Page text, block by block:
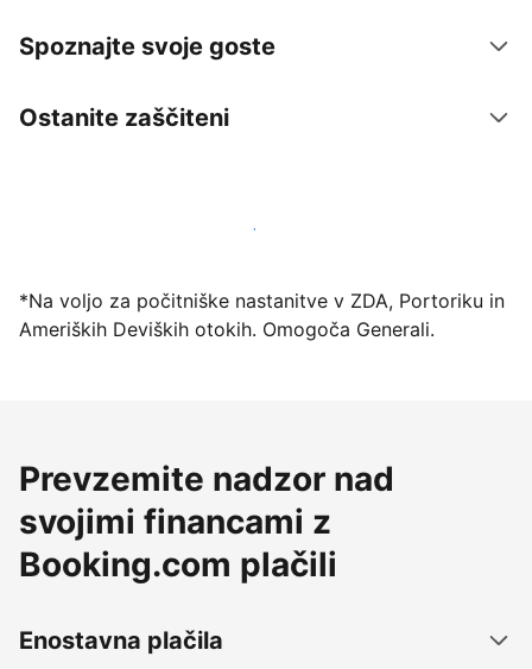
Spoznajte svoje goste
Ostanite zaščiteni
Danes ponudite nastanitev prek naše platforme
*Na voljo za počitniške nastanitve v ZDA, Portoriku in
Ameriških Deviških otokih. Omogoča Generali.
Prevzemite nadzor nad
svojimi financami z
Booking.com plačili
Enostavna plačila